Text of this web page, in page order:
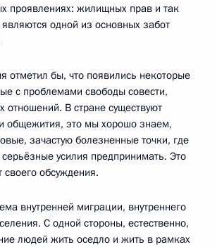
проявлениях: жилищных прав и так
одной из основных забот
отметил бы, что появились некоторые
с проблемами свободы совести,
В стране существуют
общежития, это мы хорошо знаем,
зачастую болезненные точки, где
усилия предпринимать. Это
обсуждения.
внутренней миграции, внутреннего
С одной стороны, естественно,
людей жить оседло и жить в рамках